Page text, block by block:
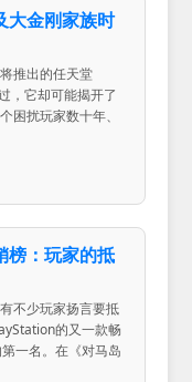
大金刚家族时
推出的任天堂
，它却可能揭开了
困扰玩家数十年、
榜：玩家的抵
不少玩家扬言要抵
的又一款畅
一名。在《对马岛